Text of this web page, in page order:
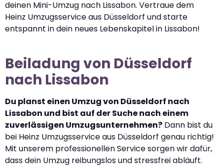
deinen Mini-Umzug nach Lissabon. Vertraue dem
Heinz Umzugsservice aus Düsseldorf und starte
entspannt in dein neues Lebenskapitel in Lissabon!
Beiladung von Düsseldorf
nach Lissabon
Du planst einen Umzug von Düsseldorf nach
Lissabon und bist auf der Suche nach einem
zuverlässigen Umzugsunternehmen? Dann bist du
bei Heinz Umzugsservice aus Düsseldorf genau richtig!
Mit unserem professionellen Service sorgen wir dafür,
dass dein Umzug reibungslos und stressfrei abläuft.